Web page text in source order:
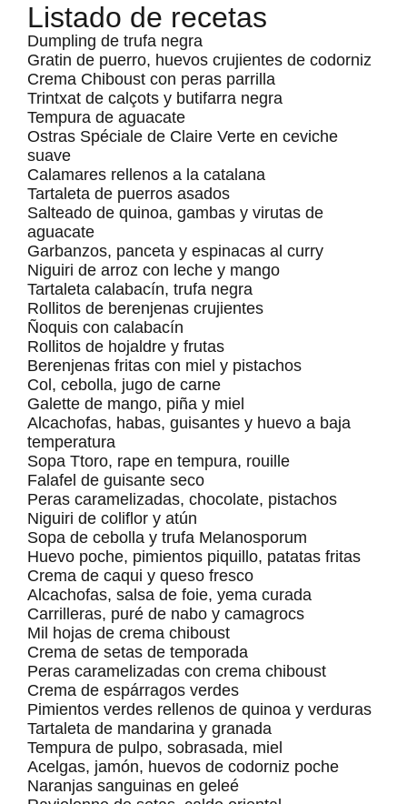
Listado de recetas
Dumpling de trufa negra
Gratin de puerro, huevos crujientes de codorniz
Crema Chiboust con peras parrilla
Trintxat de calçots y butifarra negra
Tempura de aguacate
Ostras Spéciale de Claire Verte en ceviche
suave
Calamares rellenos a la catalana
Tartaleta de puerros asados
Salteado de quinoa, gambas y virutas de
aguacate
Garbanzos, panceta y espinacas al curry
Niguiri de arroz con leche y mango
Tartaleta calabacín, trufa negra
Rollitos de berenjenas crujientes
Ñoquis con calabacín
Rollitos de hojaldre y frutas
Berenjenas fritas con miel y pistachos
Col, cebolla, jugo de carne
Galette de mango, piña y miel
Alcachofas, habas, guisantes y huevo a baja
temperatura
Sopa Ttoro, rape en tempura, rouille
Falafel de guisante seco
Peras caramelizadas, chocolate, pistachos
Niguiri de coliflor y atún
Sopa de cebolla y trufa Melanosporum
Huevo poche, pimientos piquillo, patatas fritas
Crema de caqui y queso fresco
Alcachofas, salsa de foie, yema curada
Carrilleras, puré de nabo y camagrocs
Mil hojas de crema chiboust
Crema de setas de temporada
Peras caramelizadas con crema chiboust
Crema de espárragos verdes
Pimientos verdes rellenos de quinoa y verduras
Tartaleta de mandarina y granada
Tempura de pulpo, sobrasada, miel
Acelgas, jamón, huevos de codorniz poche
Naranjas sanguinas en geleé